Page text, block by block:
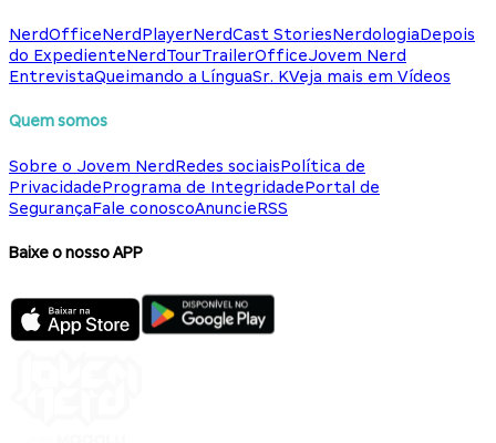
NerdOfficeNerdPlayerNerdCast StoriesNerdologiaDepois
do ExpedienteNerdTourTrailerOfficeJovem Nerd
EntrevistaQueimando a LínguaSr. KVeja mais em Vídeos
Quem somos
Sobre o Jovem NerdRedes sociaisPolítica de
PrivacidadePrograma de IntegridadePortal de
SegurançaFale conoscoAnuncieRSS
Baixe o nosso APP